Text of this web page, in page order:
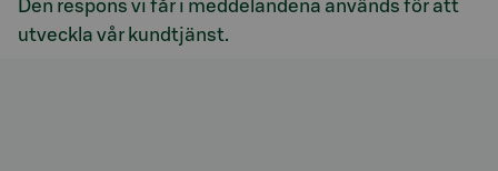
Den respons vi får i meddelandena används för att
utveckla vår kundtjänst.